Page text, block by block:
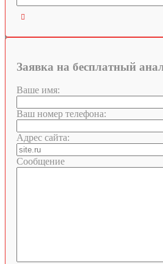

Заявка на бесплатный
Ваше имя:
Ваш номер телефона:
Адрес сайта:
Сообщение